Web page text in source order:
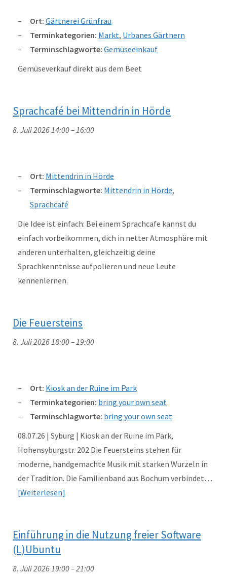
Ort: Gärtnerei Grünfrau
Terminkategorien: Markt, Urbanes Gärtnern
Terminschlagworte: Gemüseeinkauf
Gemüseverkauf direkt aus dem Beet
Sprachcafé bei Mittendrin in Hörde
8. Juli 2026 14:00–16:00
Ort: Mittendrin in Hörde
Terminschlagworte: Mittendrin in Hörde,
Sprachcafé
Die Idee ist einfach: Bei einem Sprachcafe kannst du
einfach vorbeikommen, dich in netter Atmosphäre mit
anderen unterhalten, gleichzeitig deine
Sprachkenntnisse aufpolieren und neue Leute
kennenlernen.
Die Feuersteins
8. Juli 2026 18:00–19:00
Ort: Kiosk an der Ruine im Park
Terminkategorien: bring your own seat
Terminschlagworte: bring your own seat
08.07.26 | Syburg | Kiosk an der Ruine im Park,
Hohensyburgstr. 202 Die Feuersteins stehen für
moderne, handgemachte Musik mit starken Wurzeln in
der Tradition. Die Familienband aus Bochum verbindet…
Weiterlesen
Einführung in die Nutzung freier Software
(L)Ubuntu
8. Juli 2026 19:00–21:00